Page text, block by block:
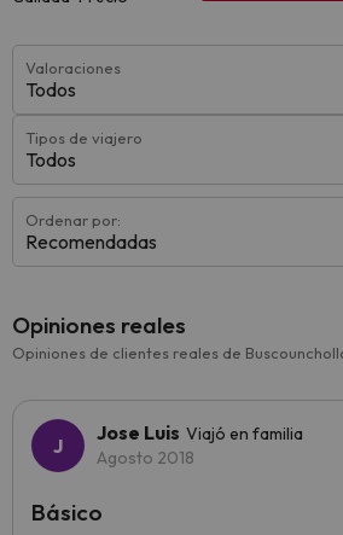
Valoraciones
Todos
Tipos de viajero
Todos
Ordenar por:
Recomendadas
Opiniones reales
Opiniones de clientes reales de
Jose Luis Viajó en familia
Agosto 2018
Básico